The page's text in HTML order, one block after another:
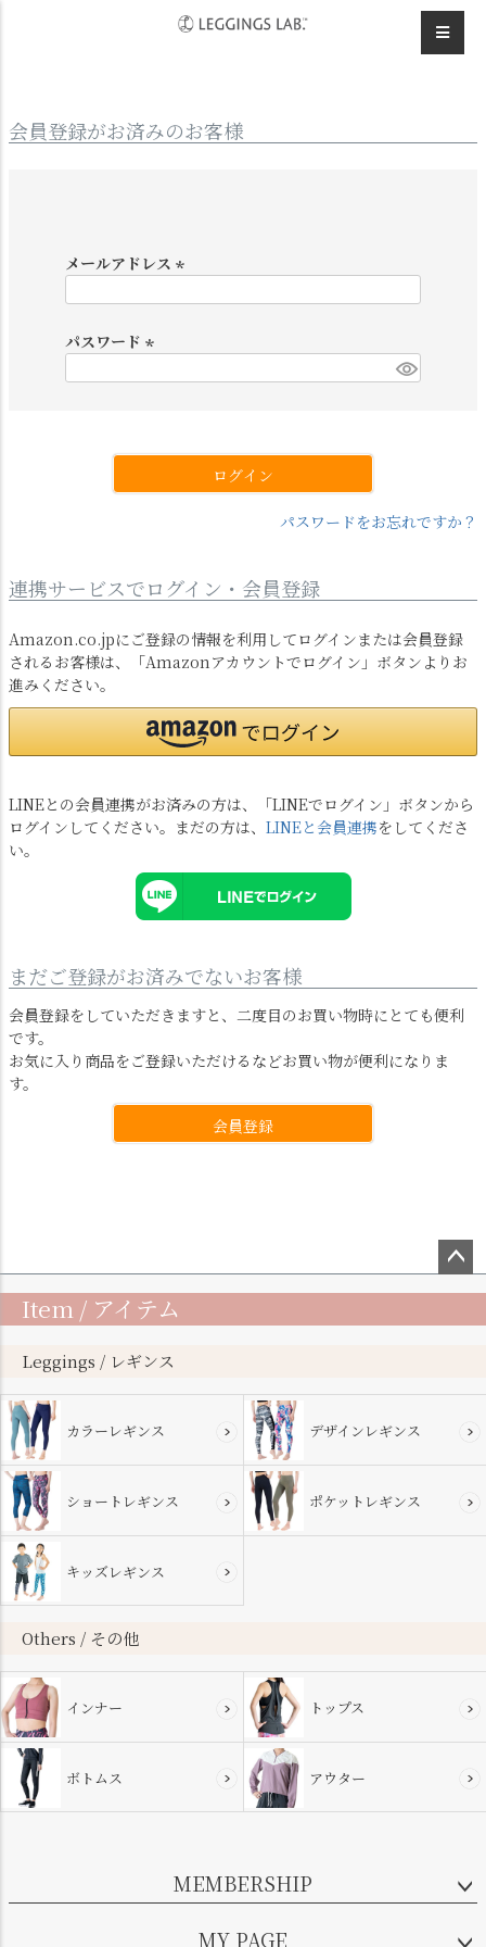
会員登録がお済みのお客様
メールアドレス
)
パスワード
ログイン
パスワードをお忘れですか？
連携サービスでログイン・会員登録
Amazon.co.jpにご登録の情報を利用してログインまたは会員登録
されるお客様は、「Amazonアカウントでログイン」ボタンよりお
進みください。
LINEとの会員連携がお済みの方は、「LINEでログイン」ボタンから
ログインしてください。まだの方は、 LINEと会員連携をしてくださ
い。
まだご登録がお済みでないお客様
会員登録をしていただきますと、二度目のお買い物時にとても便利
です。
お気に入り商品をご登録いただけるなどお買い物が便利になりま
す。
会員登録
ップ
Item / アイテム
Leggings / レギンス
カラーレギンス デザインレギンス
ショートレギンス ポケットレギンス
キッズレギンス
Others / その他
インナー トップス
ボトムス アウター
MEMBERSHIP
MY PAGE